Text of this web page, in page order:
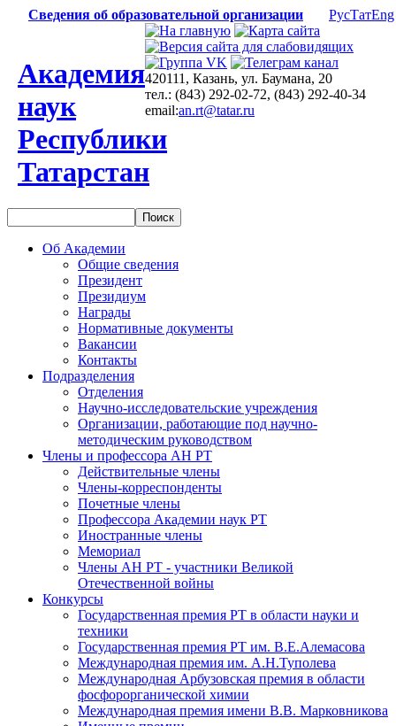
Сведения об образовательной организации РусТатEng
Академия
наук
Республики
Татарстан
420111, Казань, ул. Баумана, 20
тел.: (843) 292-02-72, (843) 292-40-34
email:an.rt@tatar.ru
Об Академии
Общие сведения
Президент
Президиум
Награды
Нормативные документы
Вакансии
Контакты
Подразделения
Отделения
Научно-исследовательские учреждения
Организации, работающие под научно-
методическим руководством
Члены и профессора АН РТ
Действительные члены
Члены-корреспонденты
Почетные члены
Профессора Академии наук РТ
Иностранные члены
Мемориал
Члены АН РТ - участники Великой
Отечественной войны
Конкурсы
Государственная премия РТ в области науки и
техники
Государственная премия РТ им. В.Е.Алемасова
Международная премия им. А.Н.Туполева
Международная Арбузовская премия в области
фосфорорганической химии
Международная премия имени В.В. Марковникова